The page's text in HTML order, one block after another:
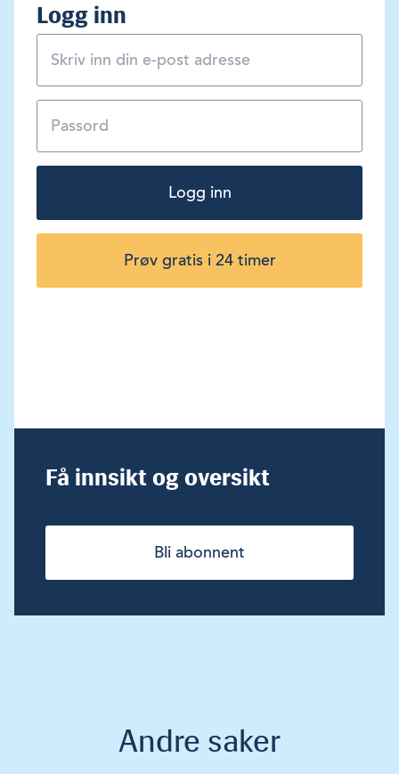
Logg inn
Logg inn
Prøv gratis i 24 timer
Få innsikt og oversikt
Bli abonnent
Andre saker